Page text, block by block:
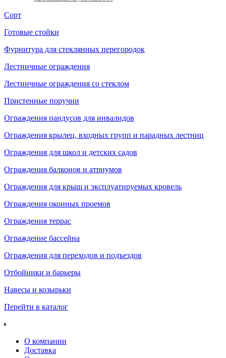
Сорт
Готовые стойки
Фурнитура для стеклянных перегородок
Лестничные ограждения
Лестничные ограждения со стеклом
Пристенные поручни
Ограждения пандусов для инвалидов
Ограждения крылец, входных групп и парадных лестниц
Ограждения для школ и детских садов
Ограждения балконов и атриумов
Ограждения для крыш и эксплуатируемых кровель
Ограждения оконных проемов
Ограждения террас
Ограждение бассейна
Ограждения для переходов и подъездов
Отбойники и барьеры
Навесы и козырьки
Перейти в каталог
О компании
Доставка